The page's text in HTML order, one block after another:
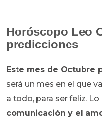
Horóscopo Leo
predicciones
Este mes de Octubre
será un mes en el que
a todo, para ser feliz.
comunicación y el